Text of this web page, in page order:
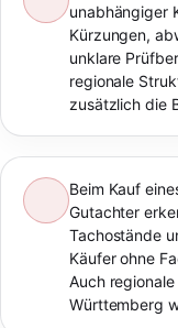
unabhängiger
Kürzungen,
unklare
regionale
zusätzlich die
Beim Kauf
Gutachter
Tachostände
Käufer ohne
Auch
Württemberg